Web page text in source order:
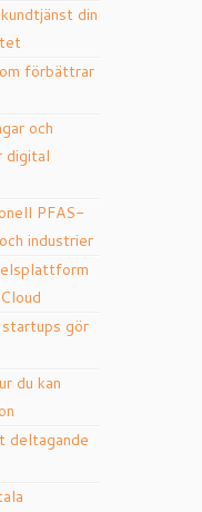
din
förbättrar
och
digital
PFAS-
industrier
startups gör
du kan
deltagande